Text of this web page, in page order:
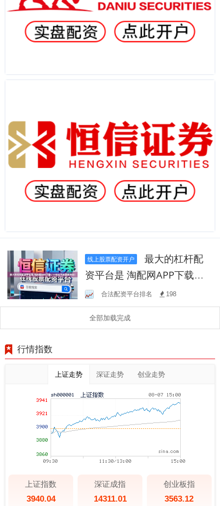
线上股票配资开户
最大的杠杆配
资平台是 淘配网APP下载：
一站式汽配采购平台！
合法配资平台排名 198
全部加载完成
行情指数
上证走势 深证走势 创业走势
上证指数
3940.04
深证成指
14311.01
创业板指
3563.12